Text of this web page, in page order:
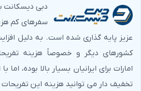
دبی دیسکانت
سفرهای کم
عزیز پایه گذاری شده است. به دلیل
کشورهای دیگر و خصوصاً هزینه
امارات برای ایرانیان بسیار بالا بوده،
تخفیف دار می توانید هزینه این